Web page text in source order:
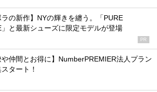
ラの新作】NYの輝きを纏う。「PURE
」と最新シューズに限定モデルが登場
PR
や仲間とお得に】NumberPREMIER法人プラン
タート！